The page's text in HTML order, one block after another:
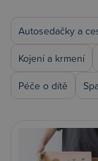
Autosedačky a
Kojení a krmení
Péče o dítě